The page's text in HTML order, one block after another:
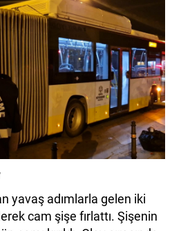
yavaş adımlarla gelen iki
cam şişe fırlattı. Şişenin